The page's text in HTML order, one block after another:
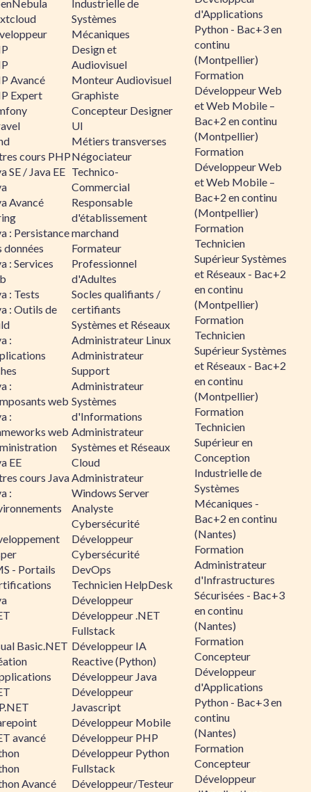
Avancé
Expert
cours PHP
SE / Java EE
Avancé
: Persistance
données
: Services
: Tests
: Outils de
:
:
web
:
web
EE
cours Java
:
- Portails
Basic.NET
avancé
Avancé
Industrielle de
Systèmes
Mécaniques
Design et
Audiovisuel
Monteur Audiovisuel
Graphiste
Concepteur Designer
UI
Métiers transverses
Négociateur
Technico-
Commercial
Responsable
d'établissement
marchand
Formateur
Professionnel
d'Adultes
Socles qualifiants /
certifiants
Systèmes et Réseaux
Administrateur Linux
Administrateur
Support
Administrateur
Systèmes
d'Informations
Administrateur
Systèmes et Réseaux
Cloud
Administrateur
Windows Server
Analyste
Cybersécurité
Développeur
Cybersécurité
DevOps
Technicien HelpDesk
Développeur
Développeur .NET
Fullstack
Développeur IA
Reactive (Python)
Développeur Java
Développeur
Javascript
Développeur Mobile
Développeur PHP
Développeur Python
Fullstack
Développeur/Testeur
d'Applications
Python - Bac+3 en
continu
(Montpellier)
Formation
Développeur Web
et Web Mobile –
Bac+2 en continu
(Montpellier)
Formation
Développeur Web
et Web Mobile –
Bac+2 en continu
(Montpellier)
Formation
Technicien
Supérieur Systèmes
et Réseaux - Bac+2
en continu
(Montpellier)
Formation
Technicien
Supérieur Systèmes
et Réseaux - Bac+2
en continu
(Montpellier)
Formation
Technicien
Supérieur en
Conception
Industrielle de
Systèmes
Mécaniques -
Bac+2 en continu
(Nantes)
Formation
Administrateur
d'Infrastructures
Sécurisées - Bac+3
en continu
(Nantes)
Formation
Concepteur
Développeur
d'Applications
Python - Bac+3 en
continu
(Nantes)
Formation
Concepteur
Développeur